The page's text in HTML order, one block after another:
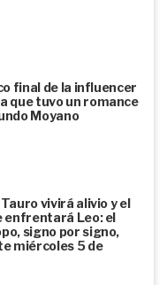
final de la influencer
que tuvo un romance
Moyano
vivirá alivio y el
enfrentará Leo: el
signo por signo,
miércoles 5 de